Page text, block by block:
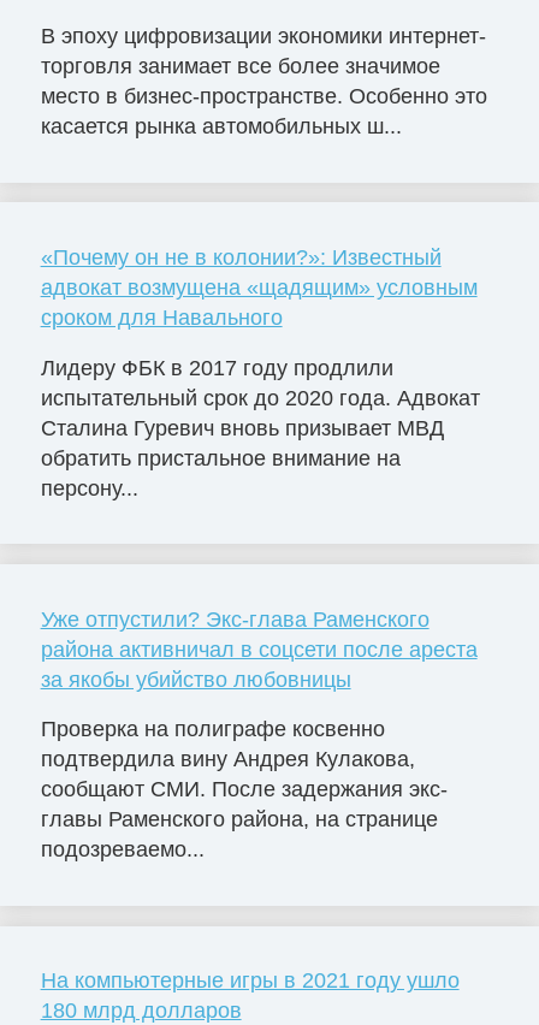
В эпоху цифровизации экономики интернет-
торговля занимает все более значимое
место в бизнес-пространстве. Особенно это
касается рынка автомобильных ш...
«Почему он не в колонии?»: Известный
адвокат возмущена «щадящим» условным
сроком для Навального
Лидеру ФБК в 2017 году продлили
испытательный срок до 2020 года. Адвокат
Сталина Гуревич вновь призывает МВД
обратить пристальное внимание на
персону...
Уже отпустили? Экс-глава Раменского
района активничал в соцсети после ареста
за якобы убийство любовницы
Проверка на полиграфе косвенно
подтвердила вину Андрея Кулакова,
сообщают СМИ. После задержания экс-
главы Раменского района, на странице
подозреваемо...
На компьютерные игры в 2021 году ушло
180 млрд долларов